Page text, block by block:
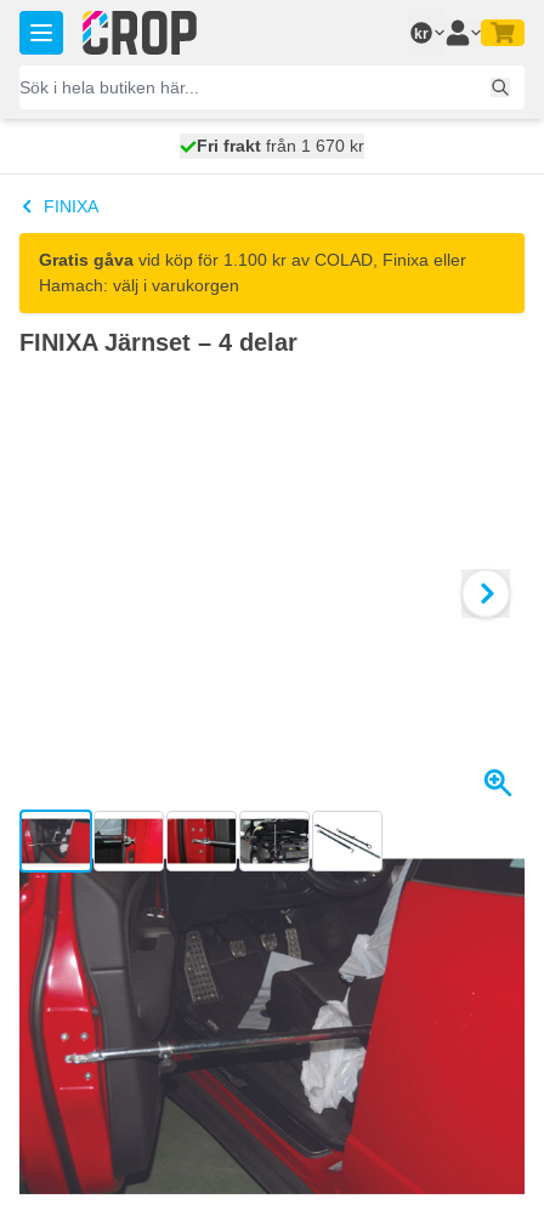
Hoppa till innehållet
kr
skickas idag
Fri frakt från 1 670 kr
100 dagars
FINIXA
Gratis gåva vid köp för 1.100 kr av COLAD, Finixa eller
Hamach: välj i varukorgen
FINIXA Järnset – 4 delar
View larger imageView larger imageView larger imageView larger image
I lager
1 434, kr Inkl. moms
Antal
Lägg till i kundvagn
Beställ före 23:59,
skickas idag
Fri frakt från 1 670 kr
100 dagars
retur- och bytesrätt